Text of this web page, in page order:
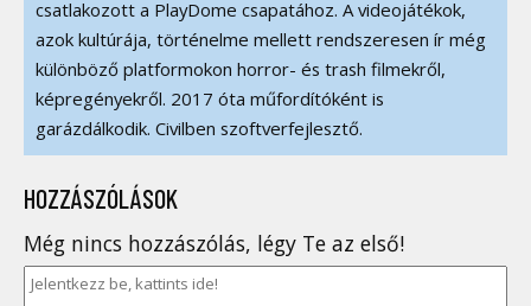
csatlakozott a PlayDome csapatához. A videojátékok,
azok kultúrája, történelme mellett rendszeresen ír még
különböző platformokon horror- és trash filmekről,
képregényekről. 2017 óta műfordítóként is
garázdálkodik. Civilben szoftverfejlesztő.
HOZZÁSZÓLÁSOK
Még nincs hozzászólás, légy Te az első!